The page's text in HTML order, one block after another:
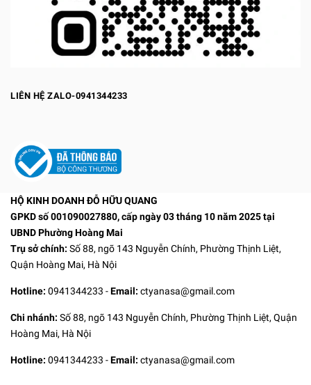
LIÊN HỆ ZALO-0941344233
HỘ KINH DOANH ĐỖ HỮU QUANG
GPKD số 001090027880, cấp ngày 03 tháng 10 năm 2025 tại
UBND Phường Hoàng Mai
Trụ sở chính: Số 88, ngõ 143 Nguyễn Chính, Phường Thịnh Liệt,
Quận Hoàng Mai, Hà Nội
Hotline: 0941344233 -Email: ctyanasa@gmail.com
Chi nhánh: Số 88, ngõ 143 Nguyễn Chính, Phường Thịnh Liệt, Quận
Hoàng Mai, Hà Nội
Hotline: 0941344233 -Email: ctyanasa@gmail.com